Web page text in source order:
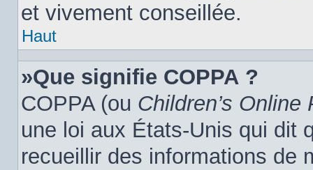
et vivement conseillée.
Haut
»Que signifie COPPA ?
COPPA (ou Children’s
une loi aux États-Unis qui dit
recueillir des informations de